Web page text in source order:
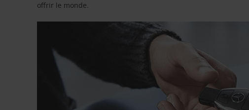
offrir le monde.